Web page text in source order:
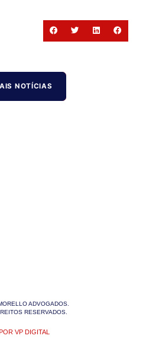
NOTÍCIAS
ADVOGADOS.
RESERVADOS.
VP DIGITAL